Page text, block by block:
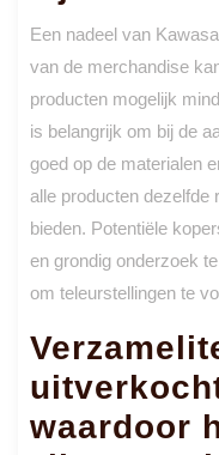
Een nadeel van
van de merchandise
producten mogelijk
is belangrijk om bij de
goed op de materialen
alle producten dezelfde
bieden. Potentiële
en grondig onderzoek
om teleurstellingen te
waardoor